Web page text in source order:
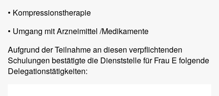
• Kompressionstherapie
• Umgang mit Arzneimittel /Medikamente
Aufgrund der Teilnahme an diesen verpflichtenden
Schulungen bestätigte die Dienststelle für Frau E folgende
Delegationstätigkeiten: